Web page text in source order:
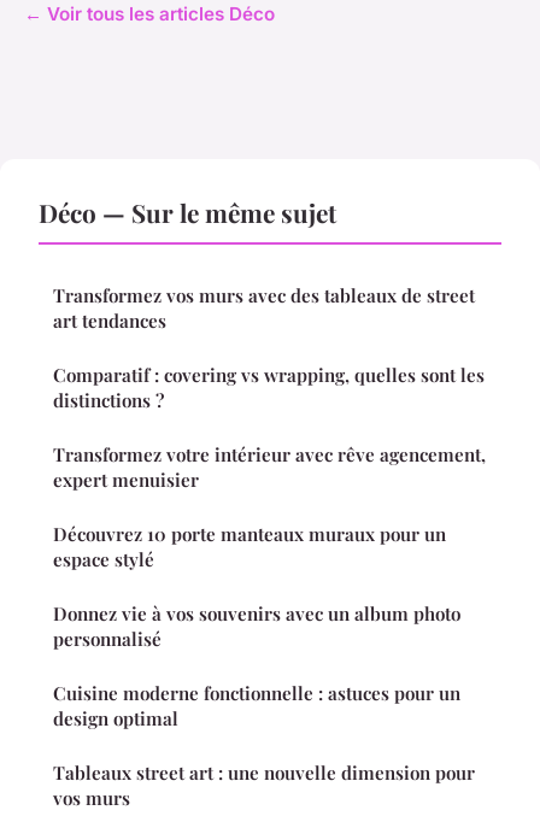
← Voir tous les articles Déco
Déco — Sur le même sujet
Transformez vos murs avec des tableaux de street
art tendances
Comparatif : covering vs wrapping, quelles sont les
distinctions ?
Transformez votre intérieur avec rêve agencement,
expert menuisier
Découvrez 10 porte manteaux muraux pour un
espace stylé
Donnez vie à vos souvenirs avec un album photo
personnalisé
Cuisine moderne fonctionnelle : astuces pour un
design optimal
Tableaux street art : une nouvelle dimension pour
vos murs